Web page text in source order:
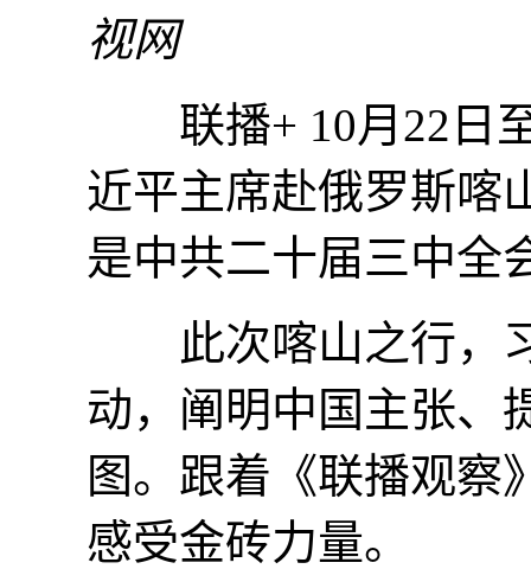
视网
联播+ 10月22日至
近平主席赴俄罗斯喀
是中共二十届三中全
此次喀山之行，习
动，阐明中国主张、
图。跟着《联播观察
感受金砖力量。